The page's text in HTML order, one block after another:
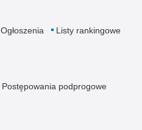
Ogłoszenia
Listy rankingowe
Postępowania podprogowe